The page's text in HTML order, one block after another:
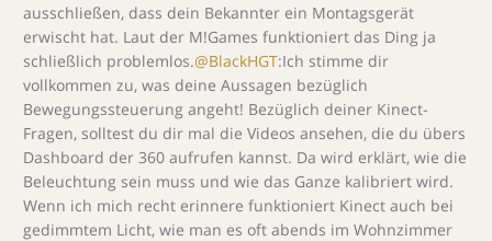
ausschließen, dass dein Bekannter ein Montagsgerät
erwischt hat. Laut der M!Games funktioniert das Ding ja
schließlich problemlos.@BlackHGT:Ich stimme dir
vollkommen zu, was deine Aussagen bezüglich
Bewegungssteuerung angeht! Bezüglich deiner Kinect-
Fragen, solltest du dir mal die Videos ansehen, die du übers
Dashboard der 360 aufrufen kannst. Da wird erklärt, wie die
Beleuchtung sein muss und wie das Ganze kalibriert wird.
Wenn ich mich recht erinnere funktioniert Kinect auch bei
gedimmtem Licht, wie man es oft abends im Wohnzimmer